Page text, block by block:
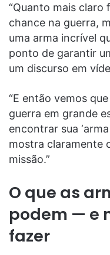
“Quanto mais claro
chance na guerra,
uma arma incrível
ponto de garantir
um discurso em
“E então vemos
guerra em grande
encontrar sua
mostra claramente
missão.”
O que as
podem — e
fazer